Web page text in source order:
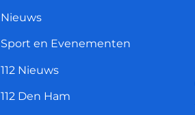
Nieuws
Sport en Evenementen
112 Nieuws
112 Den Ham